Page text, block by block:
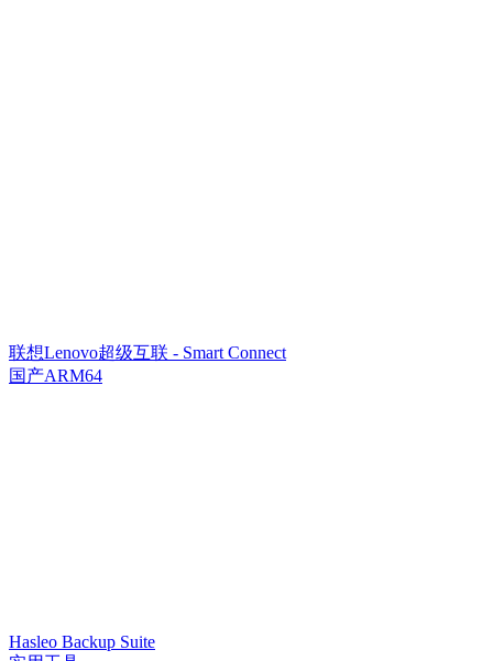
联想Lenovo超级互联 - Smart Connect
国产ARM64
Hasleo Backup Suite